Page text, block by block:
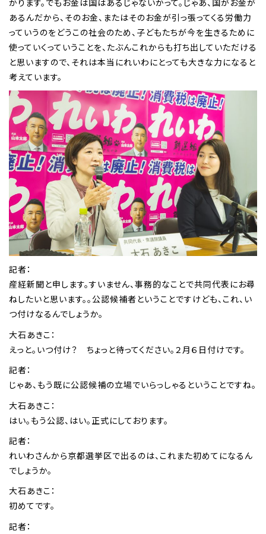
かります。でもお金は国はあるじゃないかって。じゃあ、国がお金が
あるんだから、そのお金、またはそのお金が引っ張ってくる労働力
っていうのをどうこの社会のため、子どもたちが今を生きるために
使っていくっていうことを、たぶんこれからも打ち出していただける
と思いますので、それは本当にれいわにとっても大きな力になると
考えています。
記者：
産経新聞と申します。すいません、事務的なことで共同代表にお尋
ねしたいと思います。。公認候補者ということですけども、これ、い
つ付けなるんでしょうか。
大石あきこ：
えっと。いつ付け？ ちょっと待ってください。２月６日付けです。
記者：
じゃあ、もう既に公認候補の立場でいらっしゃるということですね。
大石あきこ：
はい。もう公認、はい。正式にしております。
記者：
れいわさんから京都選挙区で出るのは、これまた初めてになるん
でしょうか。
大石あきこ：
初めてです。
記者：